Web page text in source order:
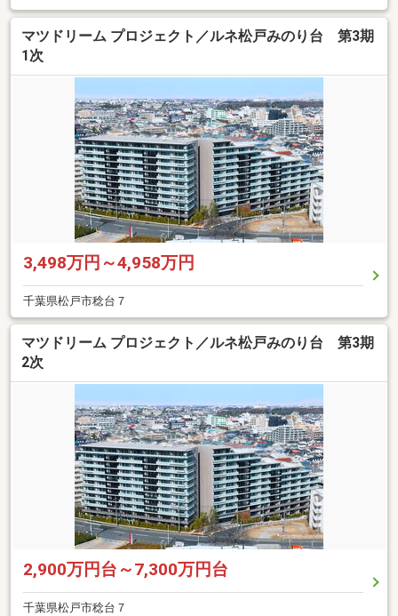
マツドリーム プロジェクト／ルネ松戸みのり台 第3期
1次
3,498万円～4,958万円
千葉県松戸市稔台７
マツドリーム プロジェクト／ルネ松戸みのり台 第3期
2次
2,900万円台～7,300万円台
千葉県松戸市稔台７